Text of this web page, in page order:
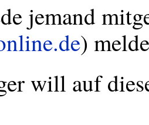
jemand
)
will auf